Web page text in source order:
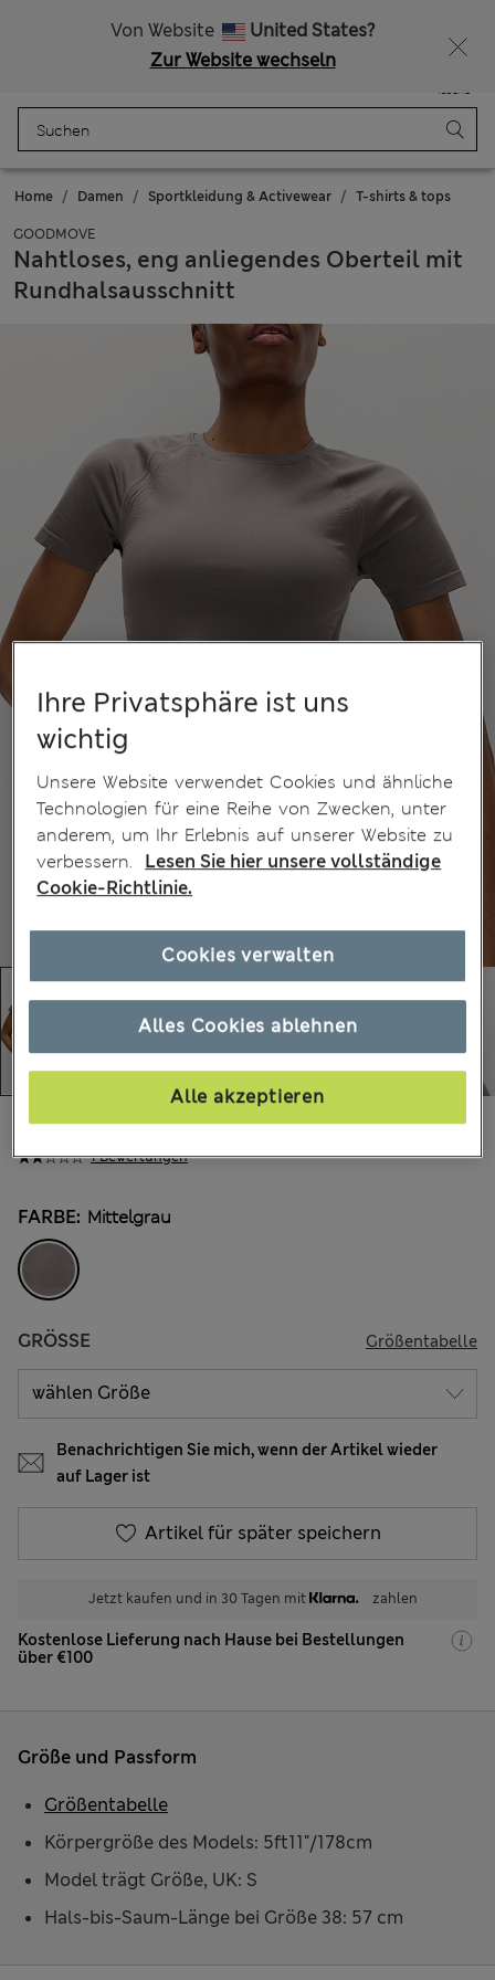
Von Website
United States?
Zur Website wechseln
Tasche
Home Damen Sportkleidung & Activewear T-shirts & tops
GOODMOVE
Nahtloses, eng anliegendes Oberteil mit
Rundhalsausschnitt
1 Bewertungen
€40.00 Alle Preise enthalten Steuern und Abgaben
FARBE: Mittelgrau
GRÖSSE Größentabelle
Benachrichtigen Sie mich, wenn der Artikel wieder
auf Lager ist
Artikel für später speichern
Jetzt kaufen und in 30 Tagen mit zahlen
Kostenlose Lieferung nach Hause bei Bestellungen
über €100
Größe und Passform
Körpergröße des Models: 5ft11"/178cm
Model trägt Größe, UK: S
Hals-bis-Saum-Länge bei Größe 38: 57 cm
Größentabelle
Ihre Privatsphäre ist uns
wichtig
Unsere Website verwendet Cookies und ähnliche
Technologien für eine Reihe von Zwecken, unter
anderem, um Ihr Erlebnis auf unserer Website zu
verbessern.
Lesen Sie hier unsere vollständige
Cookie-Richtlinie.
Alles Cookies ablehnen
Alle akzeptieren
Cookies verwalten